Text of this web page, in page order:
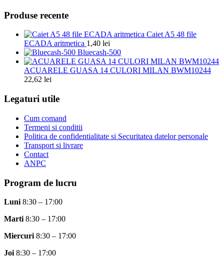
Produse recente
Caiet A5 48 file
ECADA aritmetica 1,40 lei
Bluecash-500
ACUARELE GUASA 14 CULORI MILAN BWM10244
22,62 lei
Legaturi utile
Cum comand
Termeni si conditii
Politica de confidentialitate si Securitatea datelor personale
Transport si livrare
Contact
ANPC
Program de lucru
Luni 8:30 – 17:00
Marti 8:30 – 17:00
Miercuri 8:30 – 17:00
Joi 8:30 – 17:00